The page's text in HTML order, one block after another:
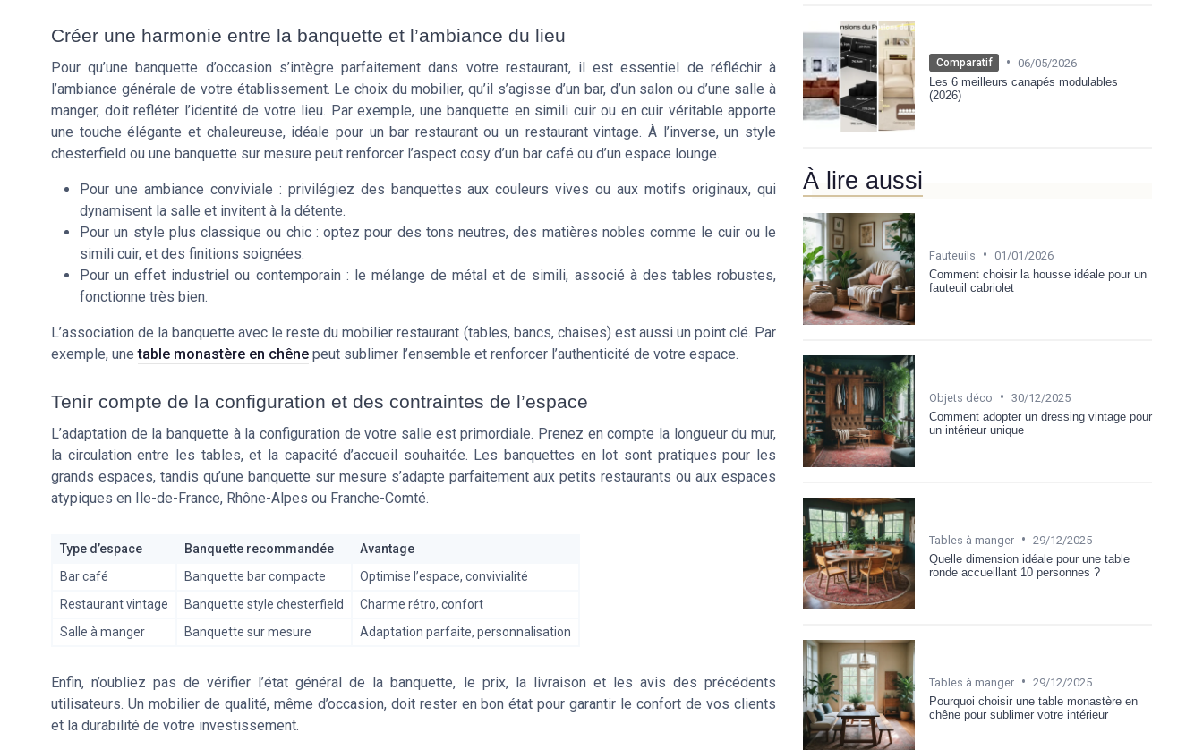
Créer une harmonie entre la banquette et l’ambiance du lieu
Pour qu’une banquette d’occasion s’intègre parfaitement dans votre restaurant, il est essentiel de réfléchir à
l’ambiance générale de votre établissement. Le choix du mobilier, qu’il s’agisse d’un bar, d’un salon ou d’une salle à
manger, doit refléter l’identité de votre lieu. Par exemple, une banquette en simili cuir ou en cuir véritable apporte
une touche élégante et chaleureuse, idéale pour un bar restaurant ou un restaurant vintage. À l’inverse, un style
chesterfield ou une banquette sur mesure peut renforcer l’aspect cosy d’un bar café ou d’un espace lounge.
Pour une ambiance conviviale : privilégiez des banquettes aux couleurs vives ou aux motifs originaux, qui
dynamisent la salle et invitent à la détente.
Pour un style plus classique ou chic : optez pour des tons neutres, des matières nobles comme le cuir ou le
simili cuir, et des finitions soignées.
Pour un effet industriel ou contemporain : le mélange de métal et de simili, associé à des tables robustes,
fonctionne très bien.
L’association de la banquette avec le reste du mobilier restaurant (tables, bancs, chaises) est aussi un point clé. Par
exemple, unetable monastère en chêne peut sublimer l’ensemble et renforcer l’authenticité de votre espace.
Tenir compte de la configuration et des contraintes de l’espace
L’adaptation de la banquette à la configuration de votre salle est primordiale. Prenez en compte la longueur du mur,
la circulation entre les tables, et la capacité d’accueil souhaitée. Les banquettes en lot sont pratiques pour les
grands espaces, tandis qu’une banquette sur mesure s’adapte parfaitement aux petits restaurants ou aux espaces
atypiques en Ile-de-France, Rhône-Alpes ou Franche-Comté.
Type d’espace Banquette recommandée
Avantage
Bar café
Banquette bar compacte
Optimise l’espace, convivialité
Restaurant vintage
Banquette style chesterfield
Charme rétro, confort
Salle à manger
Banquette sur mesure Adaptation parfaite, personnalisation
Enfin, n’oubliez pas de vérifier l’état général de la banquette, le prix, la livraison et les avis des précédents
utilisateurs. Un mobilier de qualité, même d’occasion, doit rester en bon état pour garantir le confort de vos clients
et la durabilité de votre investissement.
Comparatif • 06/05/2026
Les 6 meilleurs canapés modulables
(2026)
À lire aussi
Fauteuils • 01/01/2026
Comment choisir la housse idéale pour un
fauteuil cabriolet
Objets déco • 30/12/2025
Comment adopter un dressing vintage pour
un intérieur unique
Tables à manger • 29/12/2025
Quelle dimension idéale pour une table
ronde accueillant 10 personnes ?
Tables à manger • 29/12/2025
Pourquoi choisir une table monastère en
chêne pour sublimer votre intérieur